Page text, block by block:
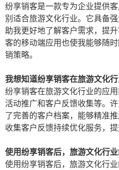
纷享销客是一款专为企业提供
别适合旅游文化行业。它具备
助我更好地了解客户需求，提
客的移动端应用也使我能够随
销策略。
我想知道纷享销客在旅游文化
纷享销客在旅游文化行业的应
活动推广和客户反馈收集等。
了完善的客户档案，能够精准
收集客户反馈持续优化服务，提
使用纷享销客后，旅游文化行
使用纷享销客后，旅游文化行